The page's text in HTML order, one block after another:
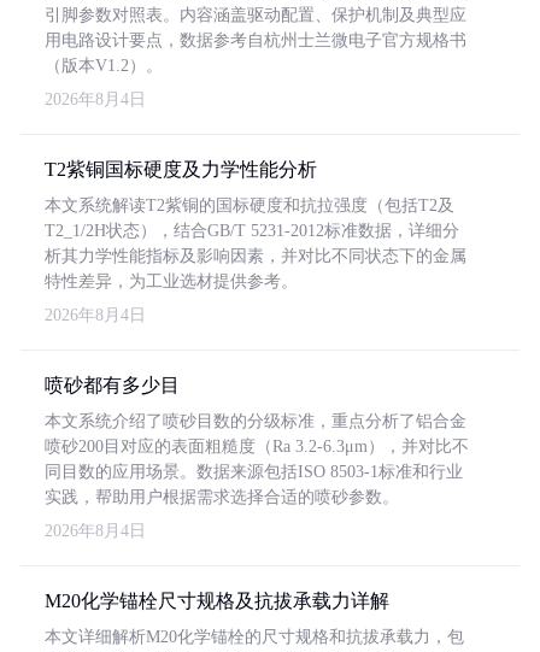
引脚参数对照表。内容涵盖驱动配置、保护机制及典型应
用电路设计要点，数据参考自杭州士兰微电子官方规格书
（版本V1.2）。
2026年8月4日
T2紫铜国标硬度及力学性能分析
本文系统解读T2紫铜的国标硬度和抗拉强度（包括T2及
T2_1/2H状态），结合GB/T 5231-2012标准数据，详细分
析其力学性能指标及影响因素，并对比不同状态下的金属
特性差异，为工业选材提供参考。
2026年8月4日
喷砂都有多少目
本文系统介绍了喷砂目数的分级标准，重点分析了铝合金
喷砂200目对应的表面粗糙度（Ra 3.2-6.3μm），并对比不
同目数的应用场景。数据来源包括ISO 8503-1标准和行业
实践，帮助用户根据需求选择合适的喷砂参数。
2026年8月4日
M20化学锚栓尺寸规格及抗拔承载力详解
本文详细解析M20化学锚栓的尺寸规格和抗拔承载力，包